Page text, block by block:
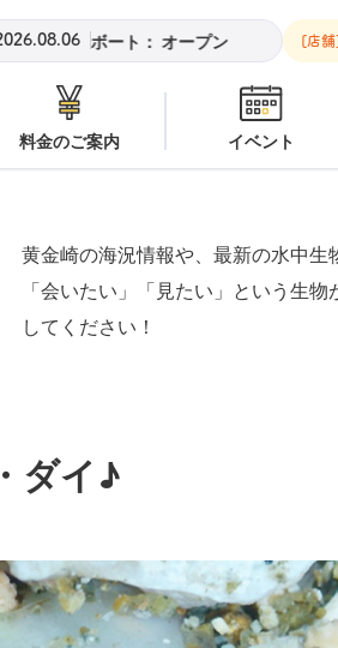
： オープン 黄金崎ビーチ： オープ
[店
料金のご案内 イベント
黄金崎の海況情報や、最新の水中
「会いたい」「見たい」という生
してください！
ダイ♪